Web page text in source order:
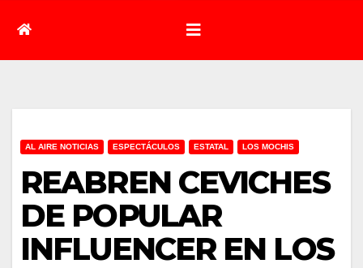
AL AIRE NOTICIAS ESPECTÁCULOS ESTATAL LOS MOCHIS
REABREN CEVICHES
DE POPULAR
INFLUENCER EN LOS